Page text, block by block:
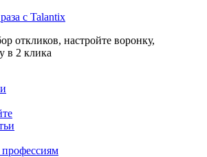
с Talantix
откликов, настройте воронку,
в 2 клика